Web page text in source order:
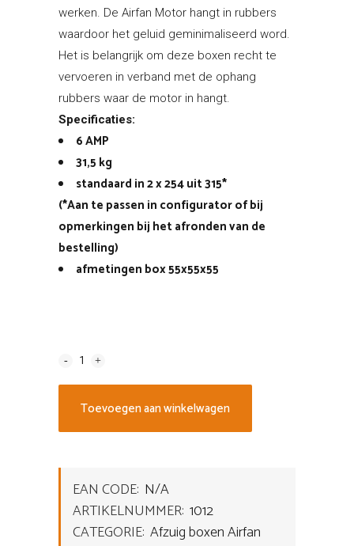
werken. De Airfan Motor hangt in rubbers
waardoor het geluid geminimaliseerd word.
Het is belangrijk om deze boxen recht te
vervoeren in verband met de ophang
rubbers waar de motor in hangt.
Specificaties:
6 AMP
31,5 kg
standaard in 2 x 254 uit 315*
(*Aan te passen in configurator of bij
opmerkingen bij het afronden van de
bestelling)
afmetingen box 55x55x55
Toevoegen aan winkelwagen
EAN CODE: N/A
ARTIKELNUMMER: 1012
CATEGORIE: Afzuig boxen Airfan